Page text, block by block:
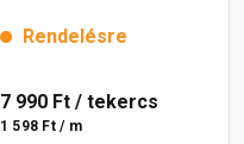
Rendelésre
7 990 Ft / tekercs
1 598 Ft / m